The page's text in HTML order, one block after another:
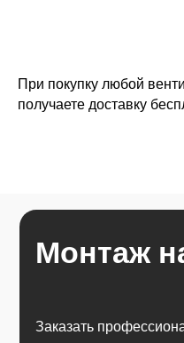
При покупку любой
получаете доставку
Заказать
Монтаж